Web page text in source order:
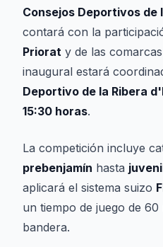
Consejos Deportivos de
contará con la
Priorat y de las
inaugural estará
Deportivo de la Ribera
15:30 horas.
La competición incluye
prebenjamín hasta
aplicará el sistema suizo
un tiempo de juego de
bandera.